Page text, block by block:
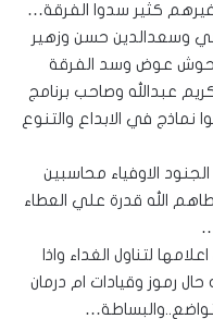
كثير سدوا الفرقة…
وسعدالدين حسن وزهير
الحوش عوض وسد الفرقة
عبدالله وصاحب برنامج
نماذج في الابداع والتنوع
الاوفياء محاسبين
الله قدرة علي العطاء
لتناول الغداء واذا
رموز وقيادات ام درمان